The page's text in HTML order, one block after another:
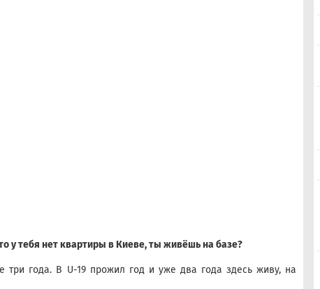
у тебя нет квартиры в Киеве, ты живёшь на базе?
года. В U-19 прожил год и уже два года здесь живу, на